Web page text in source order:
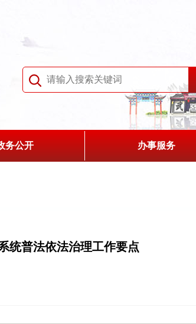
务公开 办事服务
统普法依法治理工作要点